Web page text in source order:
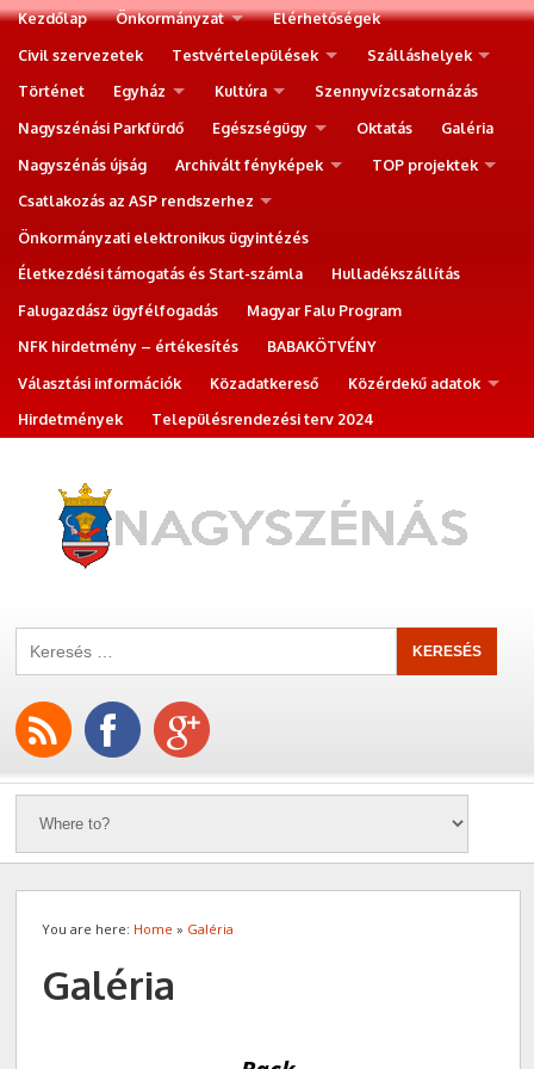
Kezdőlap Önkormányzat
Elérhetőségek
Civil szervezetek
Testvértelepülések
Szálláshelyek
Történet
Egyház Kultúra
Szennyvízcsatornázás
Nagyszénási Parkfürdő
Egészségügy Oktatás
Galéria
Nagyszénás újság
Archivált fényképek
TOP projektek
Csatlakozás az ASP rendszerhez
Önkormányzati elektronikus ügyintézés
Életkezdési támogatás és Start-számla
Hulladékszállítás
Falugazdász ügyfélfogadás
Magyar Falu Program
NFK hirdetmény – értékesítés
BABAKÖTVÉNY
Választási információk
Közadatkereső
Közérdekű adatok
Hirdetmények
Településrendezési terv 2024
You are here: Home » Galéria
Galéria